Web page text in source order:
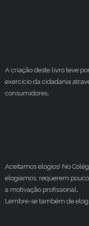
A criação deste livro teve
exercício da cidadania
consumidores.
Aceitamos elogios! No
elogiamos, requerem
a motivação profissional.
Lembre-se também de